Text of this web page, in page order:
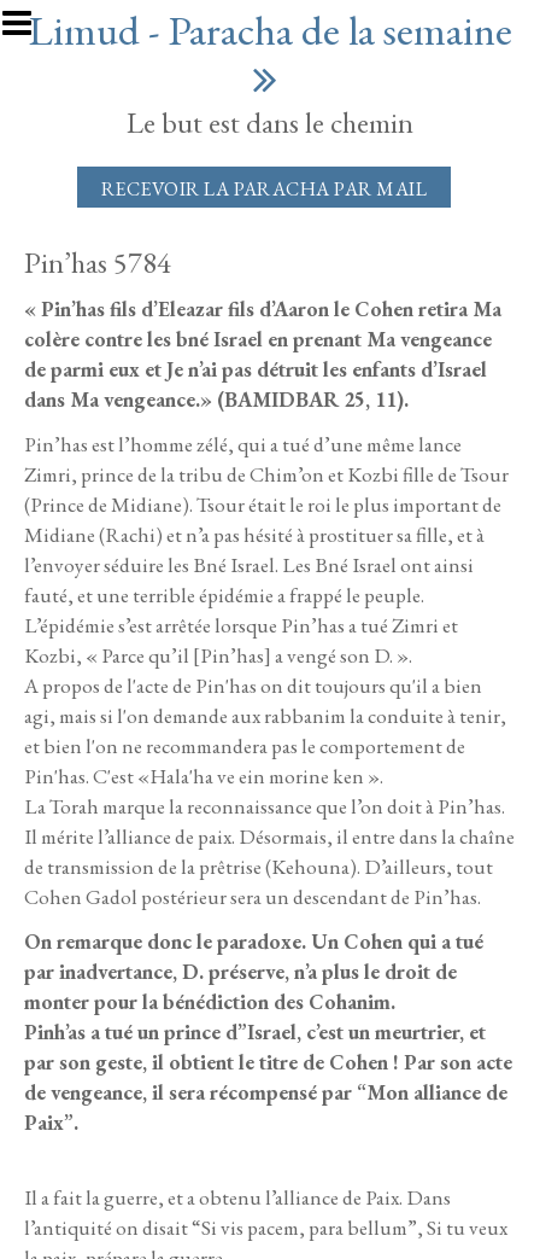
Aller au contenu principal
Limud - Paracha de la semaine
Le but est dans le chemin
RECEVOIR LA PARACHA PAR MAIL
Pin’has 5784
« Pin’has fils d’Eleazar fils d’Aaron le Cohen retira Ma
colère contre les bné Israel en prenant Ma vengeance
de parmi eux et Je n’ai pas détruit les enfants d’Israel
dans Ma vengeance.» (BAMIDBAR 25, 11).
Pin’has est l’homme zélé, qui a tué d’une même lance
Zimri, prince de la tribu de Chim’on et Kozbi fille de Tsour
(Prince de Midiane). Tsour était le roi le plus important de
Midiane (Rachi) et n’a pas hésité à prostituer sa fille, et à
l’envoyer séduire les Bné Israel. Les Bné Israel ont ainsi
fauté, et une terrible épidémie a frappé le peuple.
L’épidémie s’est arrêtée lorsque Pin’has a tué Zimri et
Kozbi, « Parce qu’il [Pin’has] a vengé son D. ».
A propos de l'acte de Pin'has on dit toujours qu'il a bien
agi, mais si l'on demande aux rabbanim la conduite à tenir,
et bien l'on ne recommandera pas le comportement de
Pin'has. C'est «Hala'ha ve ein morine ken ».
La Torah marque la reconnaissance que l’on doit à Pin’has.
Il mérite l’alliance de paix. Désormais, il entre dans la chaîne
de transmission de la prêtrise (Kehouna). D’ailleurs, tout
Cohen Gadol postérieur sera un descendant de Pin’has.
On remarque donc le paradoxe. Un Cohen qui a tué
par inadvertance, D. préserve, n’a plus le droit de
monter pour la bénédiction des Cohanim.
Pinh’as a tué un prince d”Israel, c’est un meurtrier, et
par son geste, il obtient le titre de Cohen ! Par son acte
de vengeance, il sera récompensé par “Mon alliance de
Paix”.
Il a fait la guerre, et a obtenu l’alliance de Paix. Dans
l’antiquité on disait “Si vis pacem, para bellum”, Si tu veux